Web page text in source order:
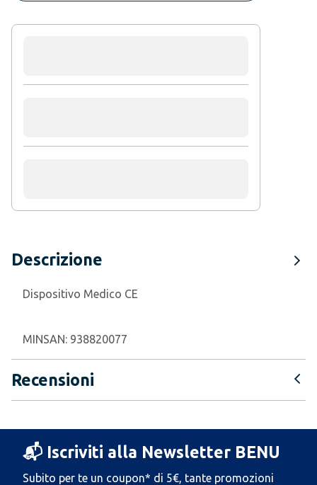
Descrizione
Dispositivo Medico CE
MINSAN: 938820077
Recensioni
📬 Iscriviti alla Newsletter BENU
Subito per te un coupon* di 5€, tante promozioni